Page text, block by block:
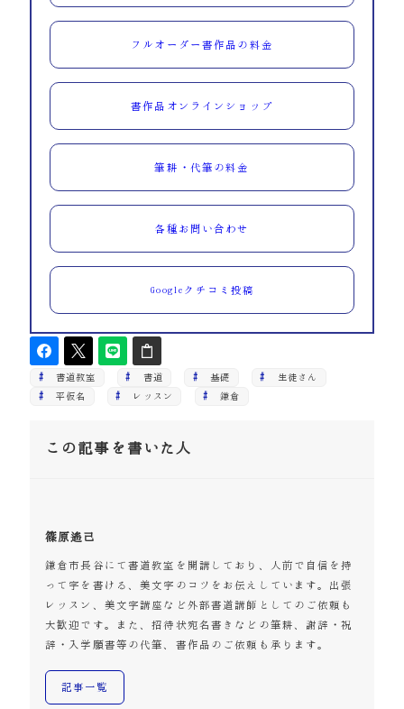
フルオーダー書作品の料金
書作品オンラインショップ
筆耕・代筆の料金
各種お問い合わせ
Googleクチコミ投稿
書道教室 書道 基礎 生徒さん
平仮名 レッスン 鎌倉
この記事を書いた人
篠原遙己
鎌倉市長谷にて書道教室を開講しており、人前で自信を持
って字を書ける、美文字のコツをお伝えしています。出張
レッスン、美文字講座など外部書道講師としてのご依頼も
大歓迎です。また、招待状宛名書きなどの筆耕、謝辞・祝
辞・入学願書等の代筆、書作品のご依頼も承ります。
記事一覧